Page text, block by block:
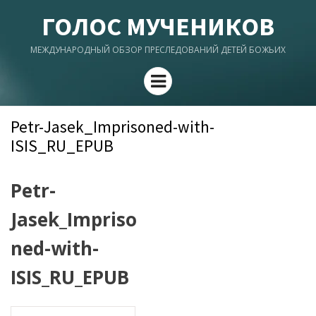
ГОЛОС МУЧЕНИКОВ
МЕЖДУНАРОДНЫЙ ОБЗОР ПРЕСЛЕДОВАНИЙ ДЕТЕЙ БОЖЬИХ
Menu
Petr-Jasek_Imprisoned-with-
ISIS_RU_EPUB
Petr-
Jasek_Impriso
ned-with-
ISIS_RU_EPUB